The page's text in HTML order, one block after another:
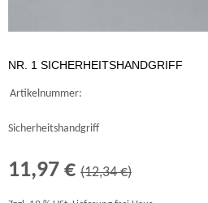
NR. 1 SICHERHEITSHANDGRIFF
Artikelnummer:
Sicherheitshandgriff
11,97 € (12,34 €)